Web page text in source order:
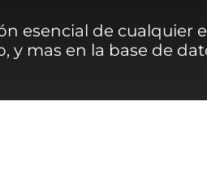
esencial de cualquier
y mas en la base de